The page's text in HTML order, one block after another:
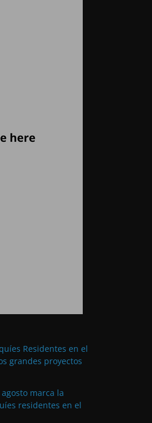
Residentes en el
grandes proyectos
marca la
residentes en el